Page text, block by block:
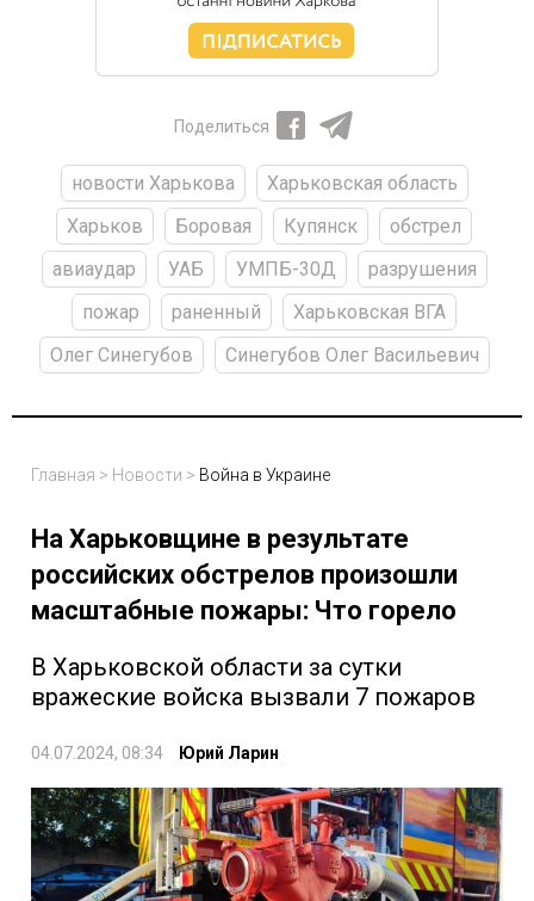
Поделиться
новости Харькова
Харьковская область
Харьков
Боровая Купянск
обстрел
авиаудар
УАБ УМПБ-30Д
разрушения
пожар
раненный
Харьковская ВГА
Олег Синегубов
Синегубов Олег Васильевич
Главная > Новости > Война в Украине
На Харьковщине в результате
российских обстрелов произошли
масштабные пожары: Что горело
В Харьковской области за сутки
вражеские войска вызвали 7 пожаров
04.07.2024, 08:34 Юрий Ларин